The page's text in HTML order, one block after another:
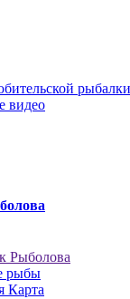
рыбалки
видео
Рыболова
рыбы
Карта